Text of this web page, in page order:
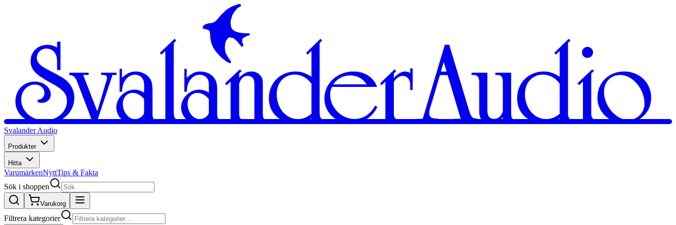
Svalander Audio
Produkter
Hitta
VarumärkenNyttTips & Fakta
Sök i shoppen
Varukorg
Filtrera kategorier